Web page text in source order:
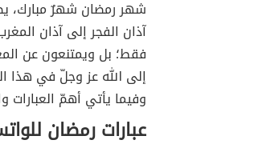
شهر رمضان شهرٌ مبارك،
آذان الفجر إلى آذان
فقط؛ بل ويمتنعون عن
إلى الله عز وجلّ في هذا
وفيما يأتي أهمّ
عبارات رمضان